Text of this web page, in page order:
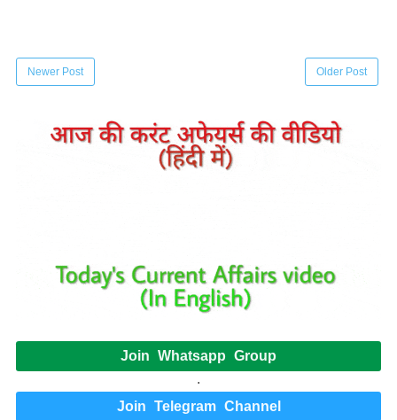
Newer Post Older Post
Join Whatsapp Group
.
Join Telegram Channel